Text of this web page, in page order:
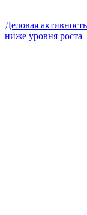
Деловая
ниже уровня роста